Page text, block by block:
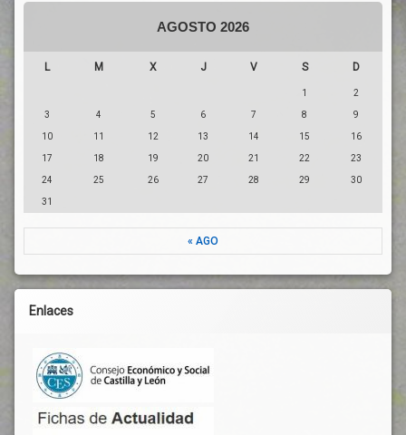
AGOSTO 2026
L M X J V S D
1 2
3 4 5 6 7 8 9
10 11 12 13 14 15 16
17 18 19 20 21 22 23
24 25 26 27 28 29 30
31
« AGO
Enlaces